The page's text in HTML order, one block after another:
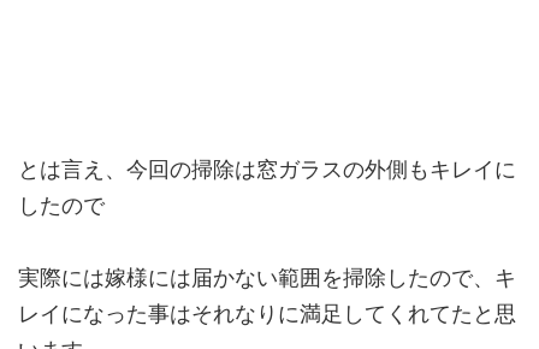
とは言え、今回の掃除は窓ガラスの外側もキレイに
したので
実際には嫁様には届かない範囲を掃除したので、キ
レイになった事はそれなりに満足してくれてたと思